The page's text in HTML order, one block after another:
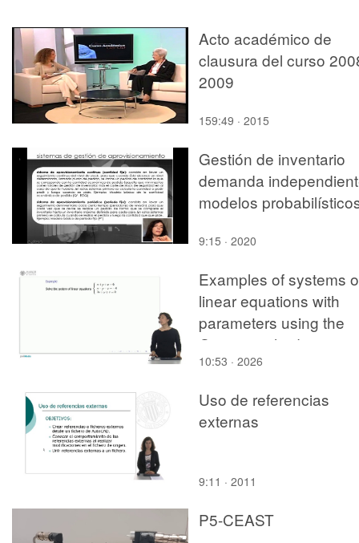
Acto académico de
clausura del curso
2009
159:49 · 2015
Gestión de inventario
demanda
modelos
9:15 · 2020
Examples of systems
linear equations with
parameters using the
Gauss method
10:53 · 2026
Uso de referencias
externas
9:11 · 2011
P5-CEAST